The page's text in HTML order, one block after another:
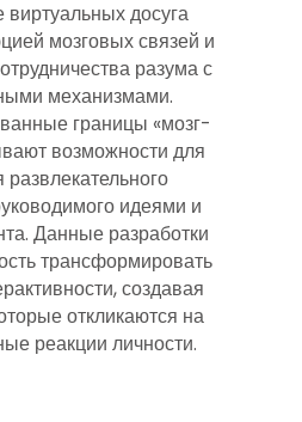
досуга
мозговых связей и
разума с
механизмами.
границы «мозг-
возможности для
развлекательного
идеями и
Данные разработки
трансформировать
создавая
откликаются на
реакции личности.